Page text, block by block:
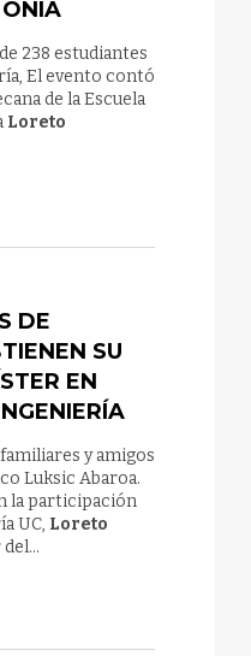
238 estudiantes
El evento contó
de la Escuela
Loreto
DE
SU
EN
y amigos
Luksic Abaroa.
la participación
UC, Loreto